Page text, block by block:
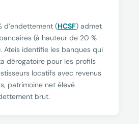
d’endettement (HCSF) admet
(à hauteur de 20 %
Ateis identifie les banques qui
dérogatoire pour les profils
locatifs avec revenus
patrimoine net élevé
brut.